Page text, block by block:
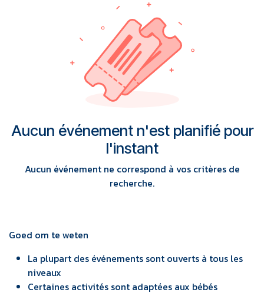
Aucun événement n'est planifié pour
l'instant
Aucun événement ne correspond à vos critères de
recherche.
Goed om te weten
La plupart des événements sont ouverts à tous les
niveaux
Certaines activités sont adaptées aux bébés